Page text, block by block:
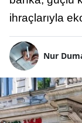
ihraçlarıyla
Nur